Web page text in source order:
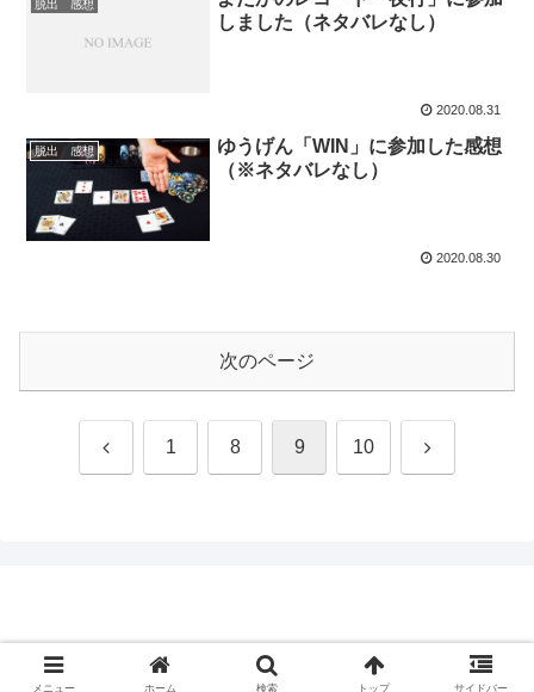
脱出 感想
しました（ネタバレなし）
2020.08.31
脱出 感想
ゆうげん「WIN」に参加した感想
（※ネタバレなし）
2020.08.30
次のページ
前 1 8 9 10 次
© 2020 .
メニュー ホーム 検索 トップ サイドバー